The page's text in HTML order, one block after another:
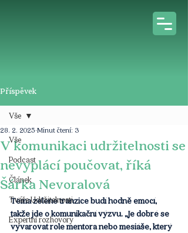
Příspěvek
Vše
Podcast
Článek
Tváře Udržitelnosti
Expertní rozhovory
Vše
V komunikaci udržitelnosti se
nevyplácí poučovat, říká
Šárka Nevoralová
28. 2. 2025 Minut čtení: 3
Téma zelené tranzice budí hodně emocí,
takže jde o komunikační výzvu. „Je dobré se
vyvarovat role mentora nebo mesiáše, který